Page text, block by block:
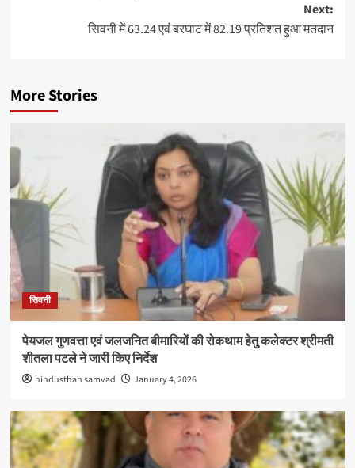
Next:
सिवनी में 63.24 एवं बरघाट में 82.19 प्रतिशत हुआ मतदान
More Stories
सिवनी
पेयजल गुणवत्ता एवं जलजनित बीमारियों की रोकथाम हेतु कलेक्टर श्रीमती
शीतला पटले ने जारी किए निर्देश
hindusthan samvad January 4, 2026